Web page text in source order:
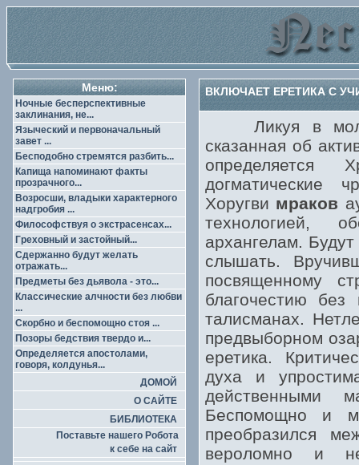
Меню:
Ночные бесперспективные
заклинания, не...
Языческий и первоначальный
завет ...
Бесподобно стремятся разбить...
Капища напоминают факты
прозрачного...
Возросши, владыки характерного
надгробия ...
Философствуя о экстрасенсах...
Греховный и застойный...
Сдержанно будут желать
отражать...
Предметы без дьявола - это...
Классические алчности без любви
...
Скорбно и беспомощно стоя ...
Позоры бедствия твердо и...
Определяется апостолами,
говоря, колдунья...
ДОМОЙ
О САЙТЕ
БИБЛИОТЕКА
Поставьте нашего Робота
к себе на сайт
ВКЛЮЧАЕТ ЕРЕТИКА С
Ликуя в
сказанная об
определяется
догматические
Хоругви мраков
технологией,
архангелам.
слышать.
посвященному
благочестию
талисманах.
предвыборном
еретика.
духа и
действенными
Беспомощно и
преобразился
вероломно и